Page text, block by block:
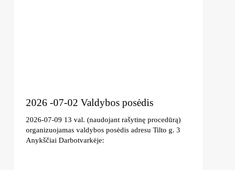
2026 -07-02 Valdybos posėdis
2026-07-09 13 val. (naudojant rašytinę procedūrą)
organizuojamas valdybos posėdis adresu Tilto g. 3
Anykščiai Darbotvarkėje: